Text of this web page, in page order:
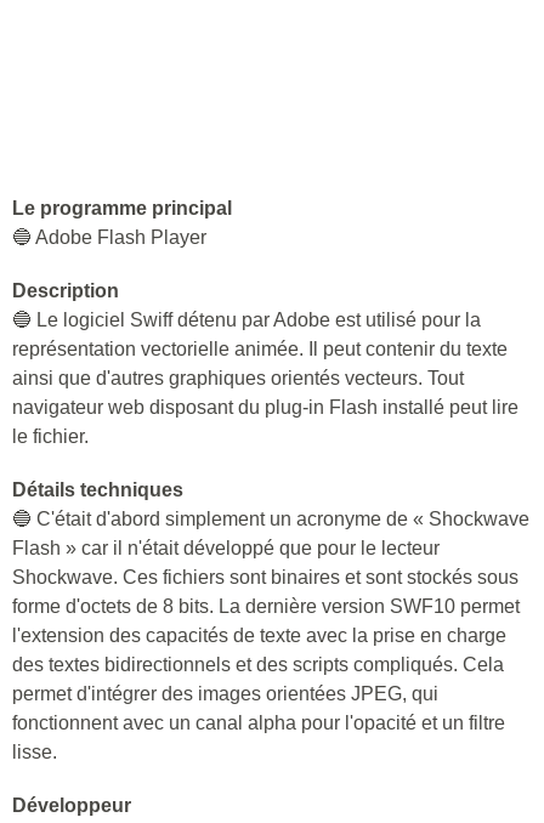
Le programme principal
🔵 Adobe Flash Player
Description
🔵 Le logiciel Swiff détenu par Adobe est utilisé pour la
représentation vectorielle animée. Il peut contenir du texte
ainsi que d'autres graphiques orientés vecteurs. Tout
navigateur web disposant du plug-in Flash installé peut lire
le fichier.
Détails techniques
🔵 C'était d'abord simplement un acronyme de « Shockwave
Flash » car il n'était développé que pour le lecteur
Shockwave. Ces fichiers sont binaires et sont stockés sous
forme d'octets de 8 bits. La dernière version SWF10 permet
l'extension des capacités de texte avec la prise en charge
des textes bidirectionnels et des scripts compliqués. Cela
permet d'intégrer des images orientées JPEG, qui
fonctionnent avec un canal alpha pour l'opacité et un filtre
lisse.
Développeur